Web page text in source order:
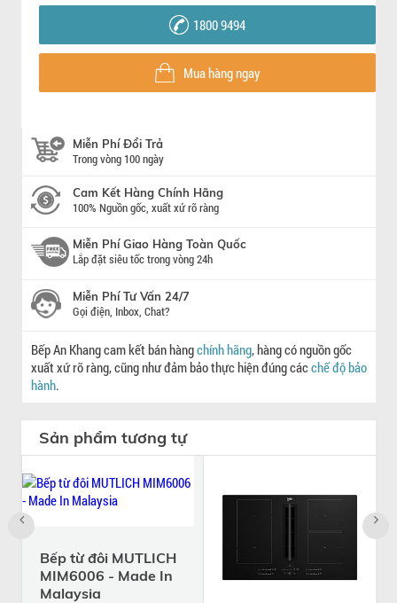
1800 9494
Mua hàng ngay
Miễn Phí Đổi Trả
Trong vòng 100 ngày
Cam Kết Hàng Chính Hãng
100% Nguồn gốc, xuất xứ rõ ràng
Miễn Phí Giao Hàng Toàn Quốc
Lắp đặt siêu tốc trong vòng 24h
Miễn Phí Tư Vấn 24/7
Gọi điện, Inbox, Chat?
Bếp An Khang cam kết bán hàngchính hãng, hàng có nguồn gốc
xuất xứ rõ ràng, cũng như đảm bảo thực hiện đúng cácchế độ bảo
hành.
Sản phẩm tương tự
Bếp từ đôi MUTLICH
MIM6006 - Made In
Malaysia